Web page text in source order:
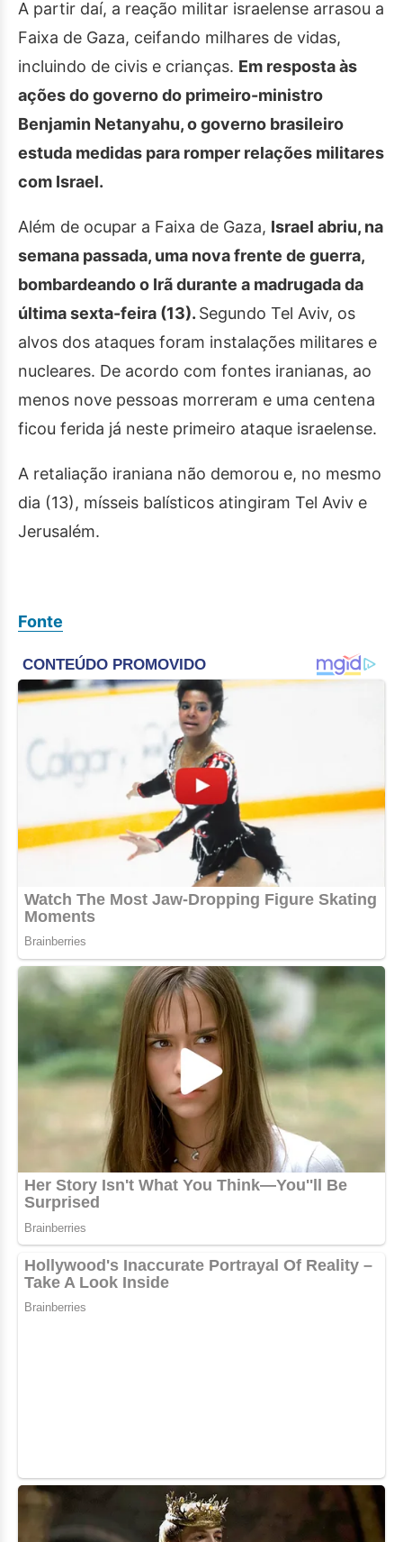
A partir daí, a reação militar israelense arrasou a
Faixa de Gaza, ceifando milhares de vidas,
incluindo de civis e crianças. Em resposta às
ações do governo do primeiro-ministro
Benjamin Netanyahu, o governo brasileiro
estuda medidas para romper relações militares
com Israel.
Além de ocupar a Faixa de Gaza, Israel abriu, na
semana passada, uma nova frente de guerra,
bombardeando o Irã durante a madrugada da
última sexta-feira (13). Segundo Tel Aviv, os
alvos dos ataques foram instalações militares e
nucleares. De acordo com fontes iranianas, ao
menos nove pessoas morreram e uma centena
ficou ferida já neste primeiro ataque israelense.
A retaliação iraniana não demorou e, no mesmo
dia (13), mísseis balísticos atingiram Tel Aviv e
Jerusalém.
Fonte